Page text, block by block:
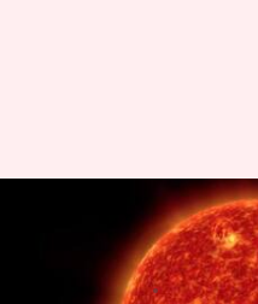
आज पृथ्वी पर आ
का सौर तूफान,
बिश्वजीत कुमार May 07, 2023